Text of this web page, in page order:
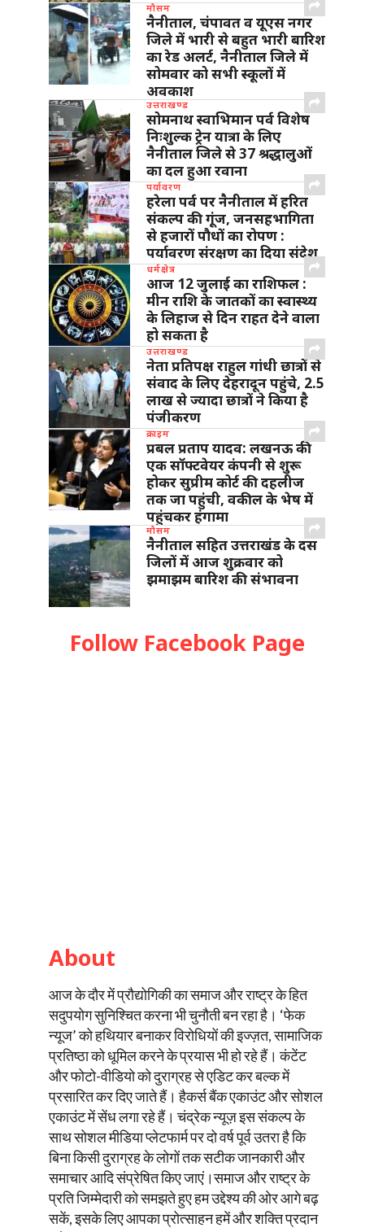
मौसम
नैनीताल, चंपावत व यूएस नगर
जिले में भारी से बहुत भारी बारिश
का रेड अलर्ट, नैनीताल जिले में
सोमवार को सभी स्कूलों में
अवकाश
उत्तराखण्ड
सोमनाथ स्वाभिमान पर्व विशेष
निःशुल्क ट्रेन यात्रा के लिए
नैनीताल जिले से 37 श्रद्धालुओं
का दल हुआ रवाना
पर्यावरण
हरेला पर्व पर नैनीताल में हरित
संकल्प की गूंज, जनसहभागिता
से हजारों पौधों का रोपण :
पर्यावरण संरक्षण का दिया संदेश
धर्मक्षेत्र
आज 12 जुलाई का राशिफल :
मीन राशि के जातकों का स्वास्थ्य
के लिहाज से दिन राहत देने वाला
हो सकता है
उत्तराखण्ड
नेता प्रतिपक्ष राहुल गांधी छात्रों से
संवाद के लिए देहरादून पहुंचे, 2.5
लाख से ज्यादा छात्रों ने किया है
पंजीकरण
क्राइम
प्रबल प्रताप यादव: लखनऊ की
एक सॉफ्टवेयर कंपनी से शुरू
होकर सुप्रीम कोर्ट की दहलीज
तक जा पहुंची, वकील के भेष में
पहुंचकर हंगामा
मौसम
नैनीताल सहित उत्तराखंड के दस
जिलों में आज शुक्रवार को
झमाझम बारिश की संभावना
Follow Facebook Page
About
आज के दौर में प्रौद्योगिकी का समाज और राष्ट्र के हित
सदुपयोग सुनिश्चित करना भी चुनौती बन रहा है। ‘फेक
न्यूज’ को हथियार बनाकर विरोधियों की इज्ज़त, सामाजिक
प्रतिष्ठा को धूमिल करने के प्रयास भी हो रहे हैं। कंटेंट
और फोटो-वीडियो को दुराग्रह से एडिट कर बल्क में
प्रसारित कर दिए जाते हैं। हैकर्स बैंक एकाउंट और सोशल
एकाउंट में सेंध लगा रहे हैं। चंद्रेक न्यूज़ इस संकल्प के
साथ सोशल मीडिया प्लेटफार्म पर दो वर्ष पूर्व उतरा है कि
बिना किसी दुराग्रह के लोगों तक सटीक जानकारी और
समाचार आदि संप्रेषित किए जाएं।समाज और राष्ट्र के
प्रति जिम्मेदारी को समझते हुए हम उद्देश्य की ओर आगे बढ़
सकें, इसके लिए आपका प्रोत्साहन हमें और शक्ति प्रदान